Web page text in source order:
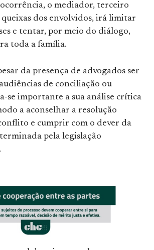
o mediador, terceiro
queixas dos envolvidos, irá limitar
e tentar, por meio do diálogo,
toda a família.
da presença de advogados ser
de conciliação ou
se importante a sua análise crítica
a aconselhar a resolução
e cumprir com o dever da
pela legislação